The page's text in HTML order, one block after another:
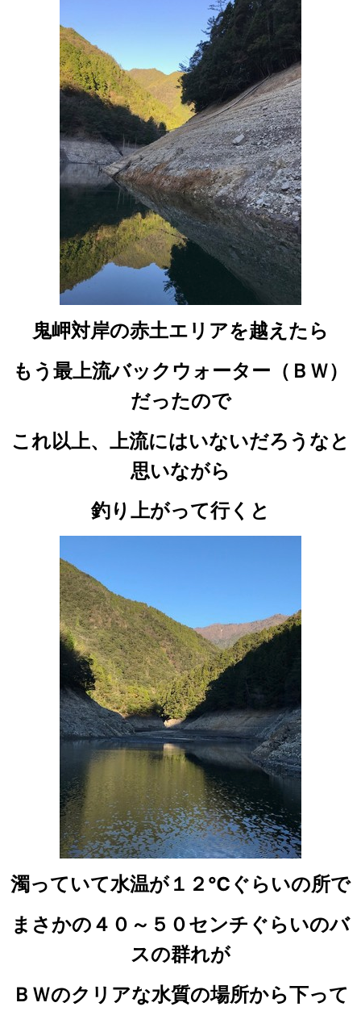
鬼岬対岸の赤土エリアを越えたら
もう最上流バックウォーター（ＢＷ）
だったので
これ以上、上流にはいないだろうなと
思いながら
釣り上がって行くと
濁っていて水温が１２℃ぐらいの所で
まさかの４０～５０センチぐらいのバ
スの群れが
ＢＷのクリアな水質の場所から下って